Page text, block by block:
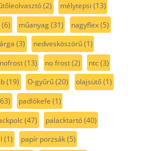
(2) mélytepsi (13)
(6) műanyag(31) nagyflex(5)
(3) nedvesköszörű(1)
nofrost(13) no frost(2) ntc(3)
(19) O-gyűrű(20) olajsütő(1)
padlókefe (1)
(47) palacktartó(40)
(1) papír porzsák(5)